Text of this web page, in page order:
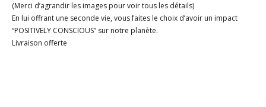
(Merci d’agrandir les images pour voir tous les détails)
En lui offrant une seconde vie, vous faites le choix d’avoir un impact
“POSITIVELY CONSCIOUS” sur notre planète.
Livraison offerte